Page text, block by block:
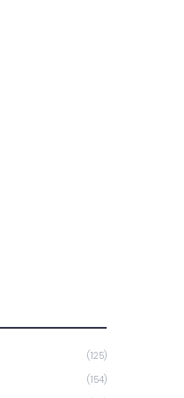
(125)
(154)